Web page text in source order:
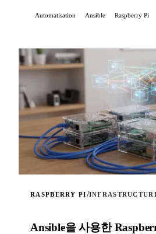
Automatisation Ansible Raspberry Pi
RASPBERRY PI/
Ansible을 사용한